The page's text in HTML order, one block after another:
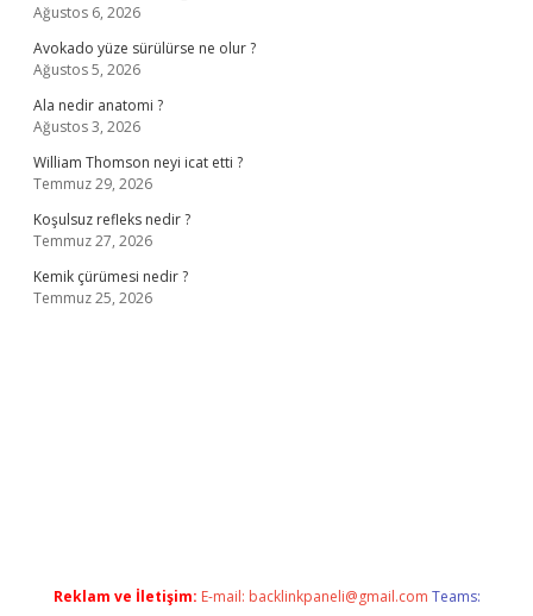
Ağustos 6, 2026
Avokado yüze sürülürse ne olur ?
Ağustos 5, 2026
Ala nedir anatomi ?
Ağustos 3, 2026
William Thomson neyi icat etti ?
Temmuz 29, 2026
Koşulsuz refleks nedir ?
Temmuz 27, 2026
Kemik çürümesi nedir ?
Temmuz 25, 2026
Reklam ve İletişim: E-mail: backlinkpaneli@gmail.com Teams: